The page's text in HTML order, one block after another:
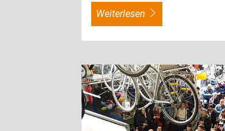
weiterlesen